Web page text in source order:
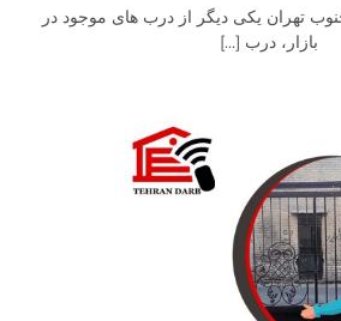
یکی دیگر از درب های موجود در
درب [...]